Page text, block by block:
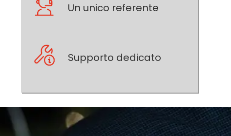
Un unico referente
Supporto dedicato